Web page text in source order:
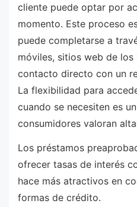
cliente puede optar por
momento. Este proceso
puede completarse a
móviles, sitios web de
contacto directo con un
La flexibilidad para
cuando se necesiten es
consumidores valoran
Los préstamos
ofrecer tasas de interés
hace más atractivos en
formas de crédito.